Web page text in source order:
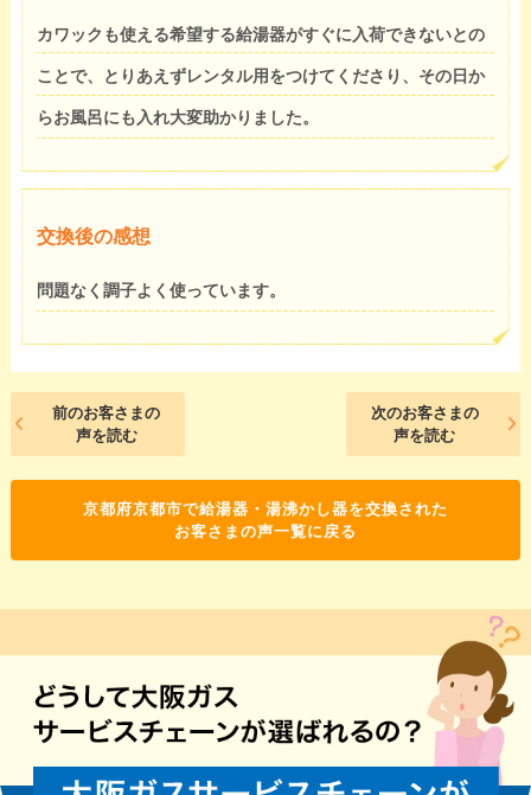
カワックも使える希望する給湯器がすぐに入荷できないとの
ことで、とりあえずレンタル用をつけてくださり、その日か
らお風呂にも入れ大変助かりました。
交換後の感想
問題なく調子よく使っています。
前のお客さまの
声を読む
次のお客さまの
声を読む
京都府京都市で給湯器・湯沸かし器を交換された
お客さまの声一覧に戻る